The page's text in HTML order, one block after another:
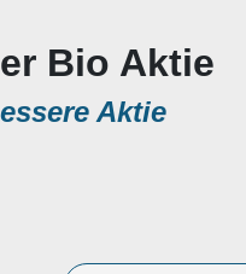
Bio Aktie
Aktie